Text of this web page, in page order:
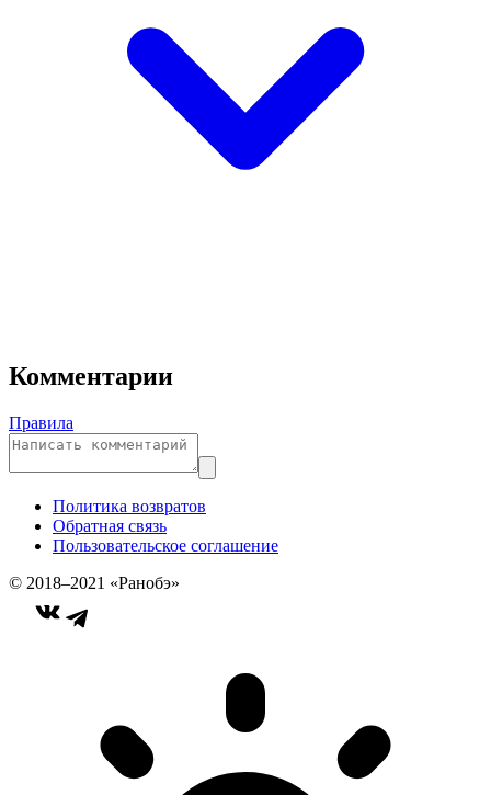
Комментарии
Правила
Политика возвратов
Обратная связь
Пользовательское соглашение
© 2018–2021 «Ранобэ»